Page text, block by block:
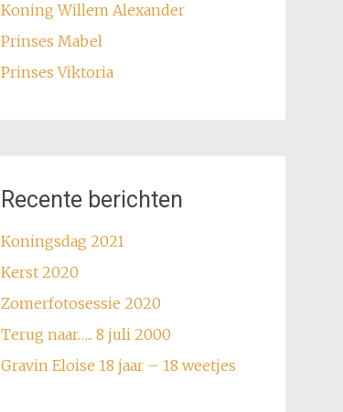
Koning Willem Alexander
Prinses Mabel
Prinses Viktoria
Recente berichten
Koningsdag 2021
Kerst 2020
Zomerfotosessie 2020
Terug naar….. 8 juli 2000
Gravin Eloise 18 jaar – 18 weetjes